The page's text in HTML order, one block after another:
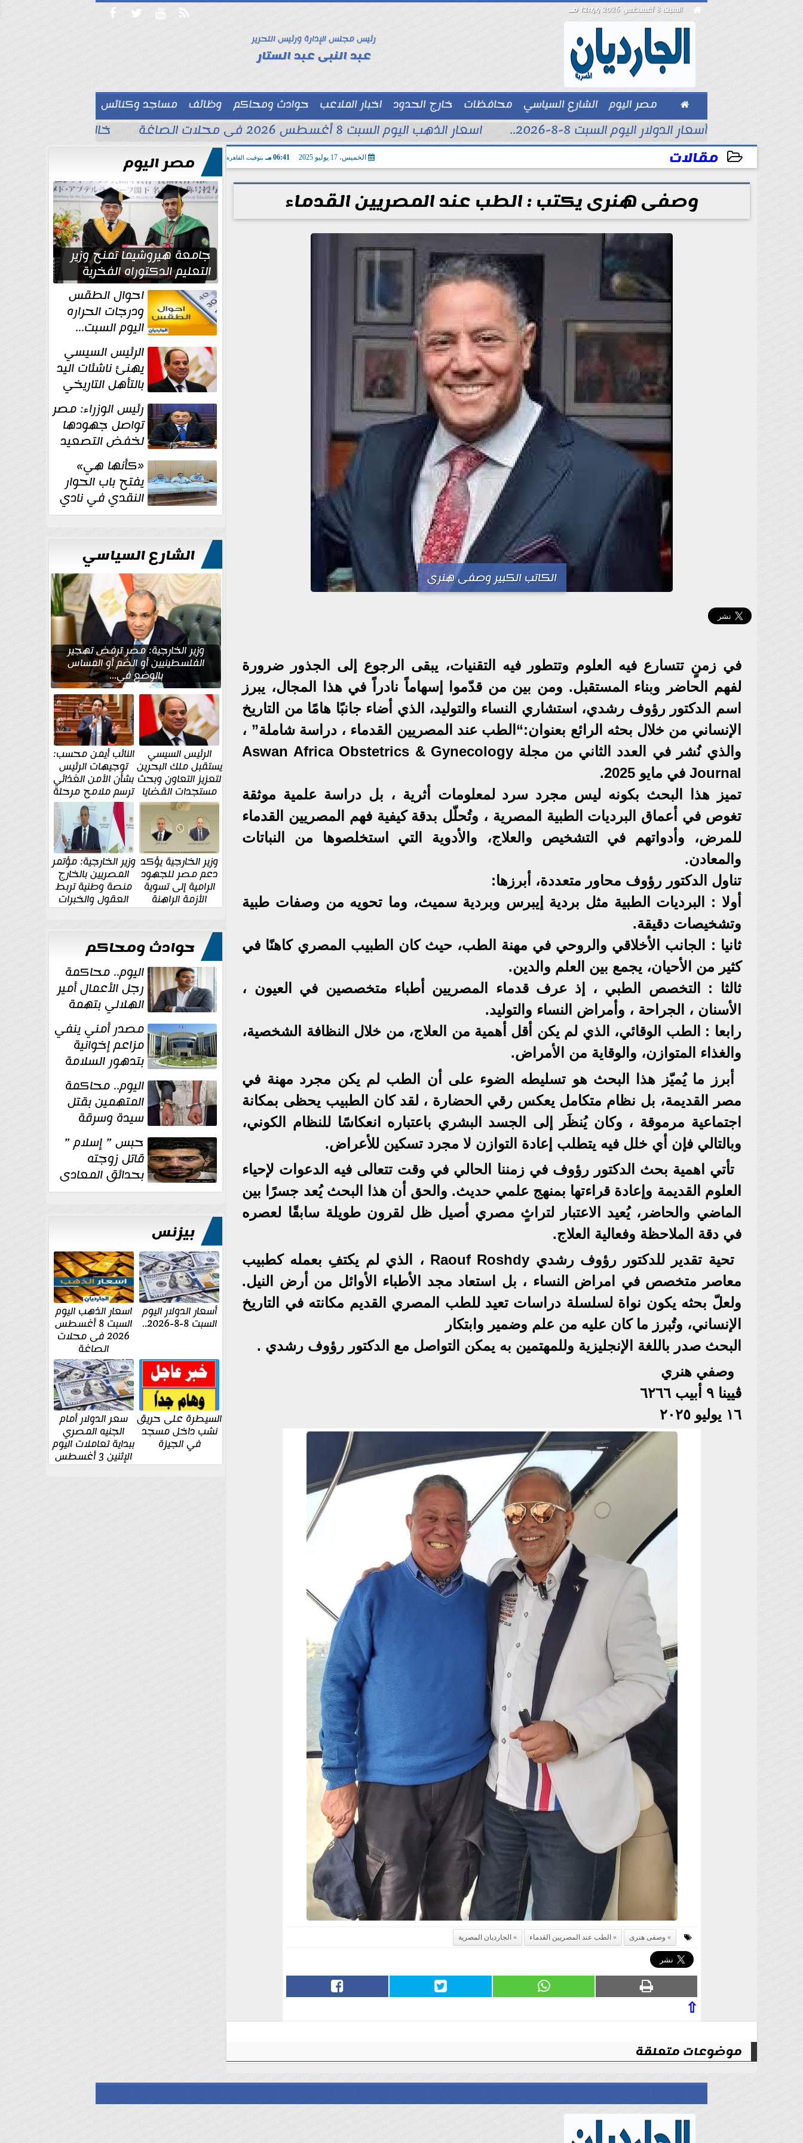
   
 السبت 8 أغسطس 2026 12:44 مـ
رئيس مجلس الإدارة ورئيس التحرير
عبد النبى عبد الستار
 مصر اليوم الشارع السياسي محافظات خارج الحدود اخبار الملاعب حوادث ومحاكم وظائف
مساجد وكنائس
بيزنس
توك شو  أسعار الدولار اليوم السبت 8-8-2026.. اسعار الذهب اليوم السبت 8 أغسطس 2026 فى محلات الصاغة خالد الغندور يطلب
مقالات الخميس، 17 يوليو 2025 06:41 مـ بتوقيت القاهرة
2025-07-17 18:41:30
وصفى هنرى يكتب : الطب عند المصريين القدماء
الكاتب الكبير وصفى هنرى
في زمنٍ تتسارع فيه العلوم وتتطور فيه التقنيات، يبقى الرجوع إلى الجذور ضرورة
لفهم الحاضر وبناء المستقبل. ومن بين من قدّموا إسهاماً نادراً في هذا المجال، يبرز
اسم الدكتور رؤوف رشدي، استشاري النساء والتوليد، الذي أضاء جانبًا هامًا من التاريخ
الإنساني من خلال بحثه الرائع بعنوان:“الطب عند المصريين القدماء ، دراسة شاملة” ،
والذي نُشر في العدد الثاني من مجلة Aswan Africa Obstetrics & Gynecology
Journal في مايو 2025.
تميز هذا البحث بكونه ليس مجرد سرد لمعلومات أثرية ، بل دراسة علمية موثقة
تغوص في أعماق البرديات الطبية المصرية ، وتُحلّل بدقة كيفية فهم المصريين القدماء
للمرض، وأدواتهم في التشخيص والعلاج، والأدوية التي استخلصوها من النباتات
والمعادن.
تناول الدكتور رؤوف محاور متعددة، أبرزها:
أولا : البرديات الطبية مثل بردية إيبرس وبردية سميث، وما تحويه من وصفات طبية
وتشخيصات دقيقة.
ثانيا : الجانب الأخلاقي والروحي في مهنة الطب، حيث كان الطبيب المصري كاهنًا في
كثير من الأحيان، يجمع بين العلم والدين.
ثالثا : التخصص الطبي ، إذ عرف قدماء المصريين أطباء متخصصين في العيون ،
الأسنان ، الجراحة ، وأمراض النساء والتوليد.
رابعا : الطب الوقائي، الذي لم يكن أقل أهمية من العلاج، من خلال النظافة الشخصية،
والغذاء المتوازن، والوقاية من الأمراض.
أبرز ما يُميّز هذا البحث هو تسليطه الضوء على أن الطب لم يكن مجرد مهنة في
مصر القديمة، بل نظام متكامل يعكس رقي الحضارة ، لقد كان الطبيب يحظى بمكانة
اجتماعية مرموقة ، وكان يُنظَر إلى الجسد البشري باعتباره انعكاسًا للنظام الكوني،
وبالتالي فإن أي خلل فيه يتطلب إعادة التوازن لا مجرد تسكين للأعراض.
تأتي اهمية بحث الدكتور رؤوف في زمننا الحالي في وقت تتعالى فيه الدعوات لإحياء
العلوم القديمة وإعادة قراءتها بمنهج علمي حديث. والحق أن هذا البحث يُعد جسرًا بين
الماضي والحاضر، يُعيد الاعتبار لتراثٍ مصري أصيل ظل لقرون طويلة سابقًا لعصره
في دقة الملاحظة وفعالية العلاج.
تحية تقدير للدكتور رؤوف رشدي Raouf Roshdy ، الذي لم يكتفِ بعمله كطبيب
معاصر متخصص في امراض النساء ، بل استعاد مجد الأطباء الأوائل من أرض النيل.
ولعلّ بحثه يكون نواة لسلسلة دراسات تعيد للطب المصري القديم مكانته في التاريخ
الإنساني، وتُبرز ما كان عليه من علم وضمير وابتكار
البحث صدر باللغة الإنجليزية وللمهتمين به يمكن التواصل مع الدكتور رؤوف رشدي .
وصفي هنري
ڤيينا ٩ أبيب ٦٢٦٦
١٦ يوليو ٢٠٢٥
وصفى هنرى الطب عند المصريين القدماء الجارديان المصرية
⇧
موضوعات متعلقة
مصر اليوم
جامعة هيروشيما تمنح وزير
التعليم الدكتوراه الفخرية
تقديرا لما حققهاحوال الطقس
ودرجات الحراره
اليوم السبت...
العظمى في
القاهره 36 درجة الرئيس السيسي
يهنئ ناشئات اليد
بالتأهل التاريخي
إلى نصف نهائي
كأس العالم رئيس الوزراء: مصر
تواصل جهودها
لخفض التصعيد
والحفاظ على
الاستقرار الإقليمي«كأنها هي»
يفتح باب الحوار
النقدي في نادي
أدب مصر الجديدة
الشارع السياسي
وزير الخارجية: مصر ترفض تهجير
الفلسطينيين أو الضم أو المساس
بالوضع في...
الرئيس السيسي
يستقبل ملك البحرين
لتعزيز التعاون وبحث
مستجدات القضايا
الإقليمية والدولية
النائب أيمن محسب:
توجيهات الرئيس
بشأن الأمن الغذائي
ترسم ملامح مرحلة
جديدة
وزير الخارجية يؤكد
دعم مصر للجهود
الرامية إلى تسوية
الأزمة الراهنة
وزير الخارجية: مؤتمر
المصريين بالخارج
منصة وطنية تربط
العقول والخبرات
المصرية بالدولة
حوادث ومحاكم
اليوم.. محاكمة
رجل الأعمال أمير
الهلالي بتهمة
غسل الأموال
مصدر أمني ينفي
مزاعم إخوانية
بتدهور السلامة
الإنشائية لأحد
مراكز الإصلاح والتأهيل
اليوم.. محاكمة
المتهمين بقتل
سيدة وسرقة
ذهبها في بولاق
الدكرور حبس ” إسلام ”
قاتل زوجته
بحدائق المعادى
١٥ يوم أخرى
بيزنس
أسعار الدولار اليوم
السبت 8-8-2026..
اسعار الذهب اليوم
السبت 8 أغسطس
2026 فى محلات
الصاغة
السيطرة على حريق
نشب داخل مسجد
في الجيزة
سعر الدولار أمام
الجنيه المصري
ببداية تعاملات اليوم
الإثنين 3 أغسطس